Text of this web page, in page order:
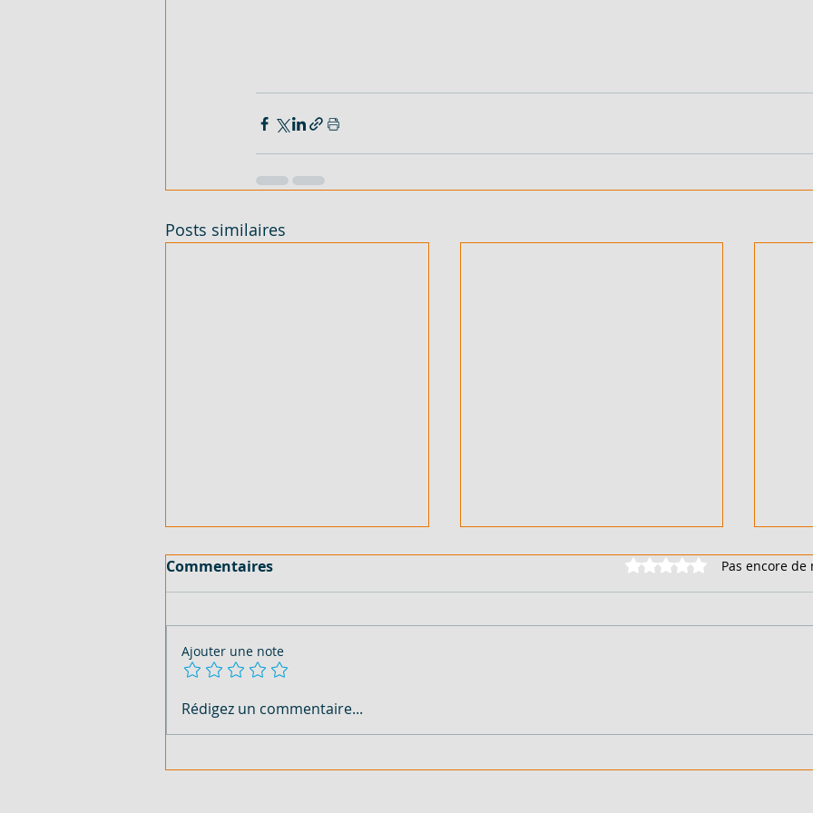
Posts similaires
150 HECTARES AVEC TF - EN
VENTE - COTE D'IVOIRE -
FCFA/M²
- COTE D'IVOIRE - ABDJAN -
000 000 FCFA
Commentaires Noté 0 étoile sur 5.
Pas encore de
Ajouter une note
Rédigez un commentaire...